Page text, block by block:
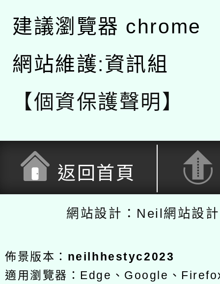
建議瀏覽器 chrome
網站維護:資訊組
【個資保護聲明】
返回首頁
網站設計：Neil網站設
佈景版本： neilhhestyc2023
適用瀏覽器：Edge、Google、